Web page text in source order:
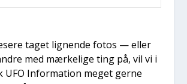
taget lig­nen­de fotos — eller
med mær­ke­li­ge ting på, vil vi i
UFO Infor­ma­tion meget ger­ne